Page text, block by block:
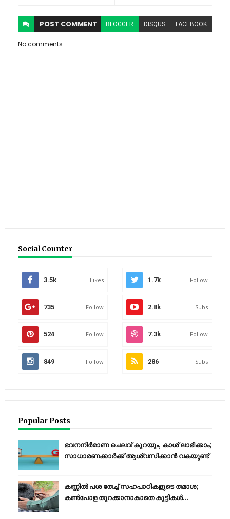
POST COMMENT BLOGGER DISQUS FACEBOOK
No comments
Social Counter
3.5k Likes 1.7k Follow
735 Follow 2.8k Subs
524 Follow 7.3k Follow
849 Follow 286 Subs
Popular Posts
ഭവനനിർമാണ ചെലവ് കുറയും, കാശ് ലാഭിക്കാം;
സാധാരണക്കാർക്ക് ആശ്വസിക്കാൻ വകയുണ്ട്
കണ്ണിൽ പശ തേച്ച് സഹപാഠികളുടെ തമാശ;
കൺപോള തുറക്കാനാകാതെ കുട്ടികൾ...